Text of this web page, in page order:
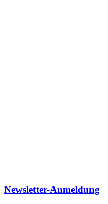
Newsletter-Anmeldung